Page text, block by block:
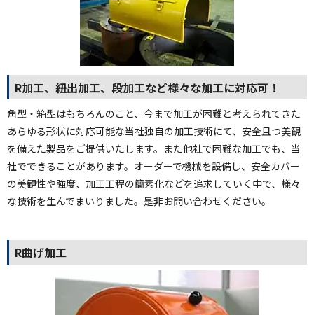
R加工、紐出加工、段加工など様々な加工に対応可！
角型・箱型はもちろんのこと、今まで加工が困難と考えられてきた
あらゆる形状に対応可能な当社独自の加工技術にて、安全且つ美観
を備えた製品をご提供いたします。また他社で困難な加工でも、当
社でできることがあります。オーダーで機械を設備し、安全カバー
の美観性や強度、加工工程の簡素化などを追求していく中で、様々
な技術を生んでまいりました。是非お問い合わせください。
R曲げ加工